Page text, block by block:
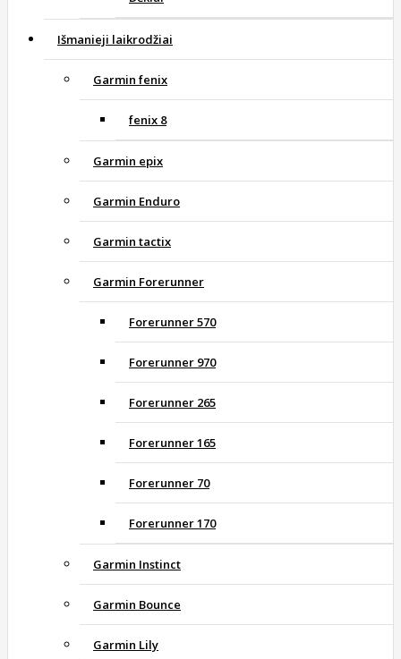
Išmanieji laikrodžiai
Garmin fenix
fenix 8
Garmin epix
Garmin Enduro
Garmin tactix
Garmin Forerunner
Forerunner 570
Forerunner 970
Forerunner 265
Forerunner 165
Forerunner 70
Forerunner 170
Garmin Instinct
Garmin Bounce
Garmin Lily